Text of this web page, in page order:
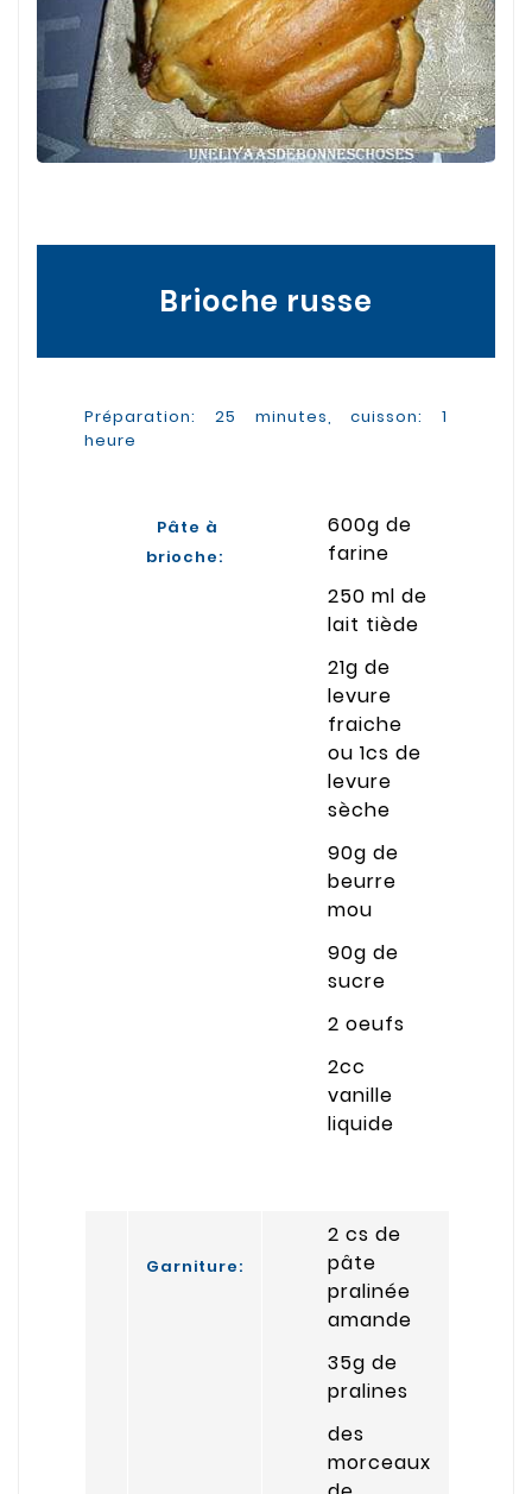
Brioche russe
Préparation: 25 minutes, cuisson: 1
heure
Pâte à
brioche:
600g de
farine
250 ml de
lait tiède
21g de
levure
fraiche
ou 1cs de
levure
sèche
90g de
beurre
mou
90g de
sucre
2 oeufs
2cc
vanille
liquide
Garniture:
2 cs de
pâte
pralinée
amande
35g de
pralines
des
morceaux